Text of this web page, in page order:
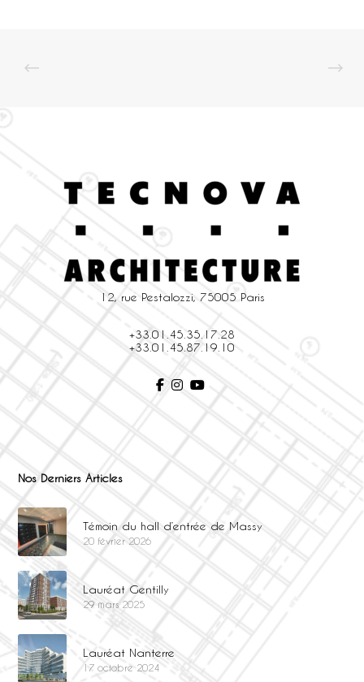
12, rue Pestalozzi, 75005 Paris
+33.01.45.35.17.28
+33.01.45.87.19.10
Nos Derniers Articles
Témoin du hall d’entrée de Massy
20 février 2026
Lauréat Gentilly
29 mars 2025
Lauréat Nanterre
17 octobre 2024